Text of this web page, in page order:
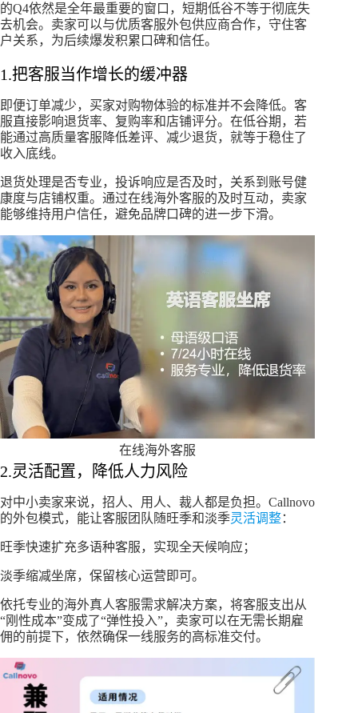
的Q4依然是全年最重要的窗口，短期低谷不等于彻底失
去机会。卖家可以与优质客服外包供应商合作，守住客
户关系，为后续爆发积累口碑和信任。
1.把客服当作增长的缓冲器
即便订单减少，买家对购物体验的标准并不会降低。客
服直接影响退货率、复购率和店铺评分。在低谷期，若
能通过高质量客服降低差评、减少退货，就等于稳住了
收入底线。
退货处理是否专业，投诉响应是否及时，关系到账号健
康度与店铺权重。通过在线海外客服的及时互动，卖家
能够维持用户信任，避免品牌口碑的进一步下滑。
在线海外客服
2.灵活配置，降低人力风险
对中小卖家来说，招人、用人、裁人都是负担。Callnovo
的外包模式，能让客服团队随旺季和淡季灵活调整：
旺季快速扩充多语种客服，实现全天候响应；
淡季缩减坐席，保留核心运营即可。
依托专业的海外真人客服需求解决方案，将客服支出从
“刚性成本”变成了“弹性投入”，卖家可以在无需长期雇
佣的前提下，依然确保一线服务的高标准交付。